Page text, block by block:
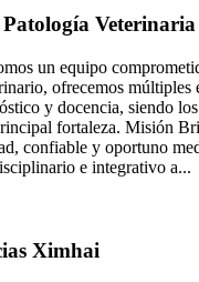
Veterinaria
un equipo
ofrecemos múltiples
y docencia, siendo
fortaleza. Misión
confiable y oportuno
e integrativo a...
Ximhai